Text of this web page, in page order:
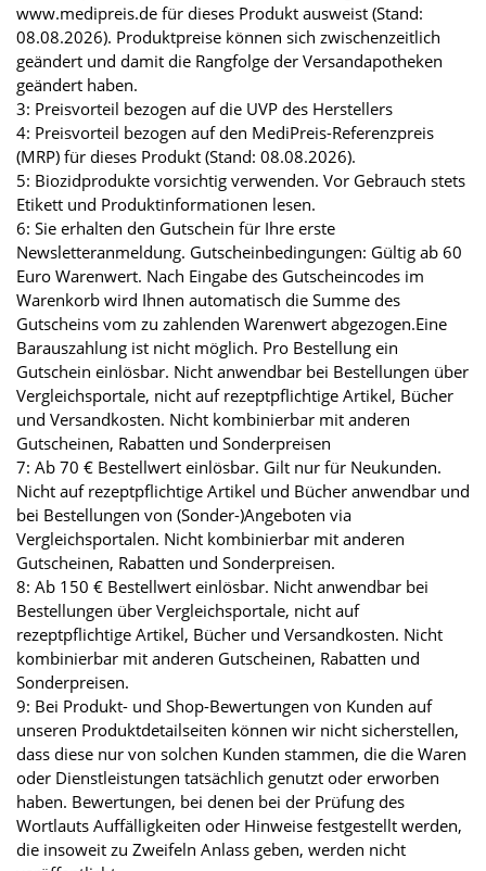
www.medipreis.de für dieses Produkt ausweist (Stand:
08.08.2026). Produktpreise können sich zwischenzeitlich
geändert und damit die Rangfolge der Versandapotheken
geändert haben.
3: Preisvorteil bezogen auf die UVP des Herstellers
4: Preisvorteil bezogen auf den MediPreis-Referenzpreis
(MRP) für dieses Produkt (Stand: 08.08.2026).
5: Biozidprodukte vorsichtig verwenden. Vor Gebrauch stets
Etikett und Produktinformationen lesen.
6: Sie erhalten den Gutschein für Ihre erste
Newsletteranmeldung. Gutscheinbedingungen: Gültig ab 60
Euro Warenwert. Nach Eingabe des Gutscheincodes im
Warenkorb wird Ihnen automatisch die Summe des
Gutscheins vom zu zahlenden Warenwert abgezogen.Eine
Barauszahlung ist nicht möglich. Pro Bestellung ein
Gutschein einlösbar. Nicht anwendbar bei Bestellungen über
Vergleichsportale, nicht auf rezeptpflichtige Artikel, Bücher
und Versandkosten. Nicht kombinierbar mit anderen
Gutscheinen, Rabatten und Sonderpreisen
7: Ab 70 € Bestellwert einlösbar. Gilt nur für Neukunden.
Nicht auf rezeptpflichtige Artikel und Bücher anwendbar und
bei Bestellungen von (Sonder-)Angeboten via
Vergleichsportalen. Nicht kombinierbar mit anderen
Gutscheinen, Rabatten und Sonderpreisen.
8: Ab 150 € Bestellwert einlösbar. Nicht anwendbar bei
Bestellungen über Vergleichsportale, nicht auf
rezeptpflichtige Artikel, Bücher und Versandkosten. Nicht
kombinierbar mit anderen Gutscheinen, Rabatten und
Sonderpreisen.
9: Bei Produkt- und Shop-Bewertungen von Kunden auf
unseren Produktdetailseiten können wir nicht sicherstellen,
dass diese nur von solchen Kunden stammen, die die Waren
oder Dienstleistungen tatsächlich genutzt oder erworben
haben. Bewertungen, bei denen bei der Prüfung des
Wortlauts Auffälligkeiten oder Hinweise festgestellt werden,
die insoweit zu Zweifeln Anlass geben, werden nicht